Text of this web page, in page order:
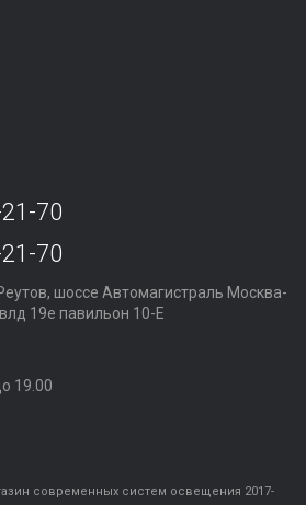
70
70
шоссе Автомагистраль Москва-
19е павильон 10-Е
19.00
современных систем освещения 2017-